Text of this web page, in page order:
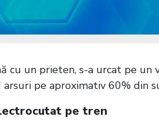
cu un prieten, s-a urcat pe
pe aproximativ 60% din
pe tren